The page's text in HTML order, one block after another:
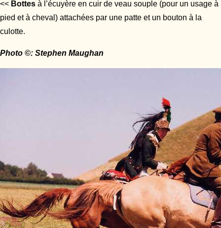
<< Bottes à l’écuyère en cuir de veau souple (pour un usage à
pied et à cheval) attachées par une patte et un bouton à la
culotte.
Photo ©: Stephen Maughan